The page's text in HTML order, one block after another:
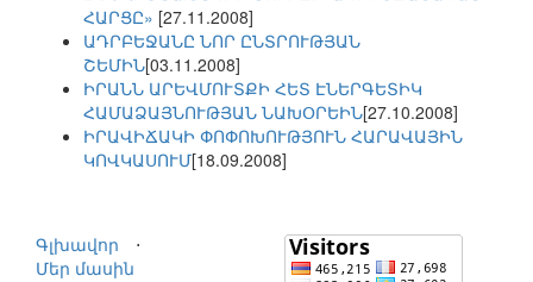
ՀԱՐՑԸ» [27.11.2008]
ԱԴՐԲԵՋԱՆԸ ՆՈՐ ԸՆՏՐՈՒԹՅԱՆ
ՇԵՄԻՆ[03.11.2008]
ԻՐԱՆՆ ԱՐԵՎՄՈՒՏՔԻ ՀԵՏ ԷՆԵՐԳԵՏԻԿ
ՀԱՄԱՁԱՅՆՈՒԹՅԱՆ ՆԱԽՕՐԵԻՆ[27.10.2008]
ԻՐԱՎԻՃԱԿԻ ՓՈՓՈԽՈՒԹՅՈՒՆ ՀԱՐԱՎԱՅԻՆ
ԿՈՎԿԱՍՈՒՄ[18.09.2008]
Գլխավոր
⋅
Մեր մասին